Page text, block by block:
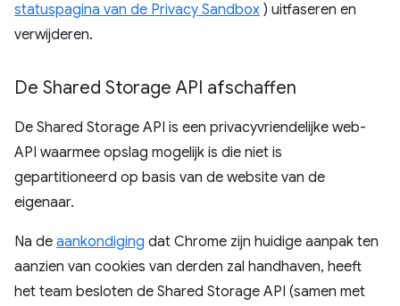
statuspagina van de Privacy Sandbox ) uitfaseren en
verwijderen.
De Shared Storage API afschaffen
De Shared Storage API is een privacyvriendelijke web-
API waarmee opslag mogelijk is die niet is
gepartitioneerd op basis van de website van de
eigenaar.
Na de aankondiging dat Chrome zijn huidige aanpak ten
aanzien van cookies van derden zal handhaven, heeft
het team besloten de Shared Storage API (samen met